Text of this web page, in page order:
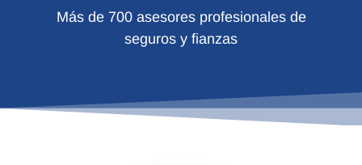
Más de 700 asesores profesionales de
seguros y fianzas